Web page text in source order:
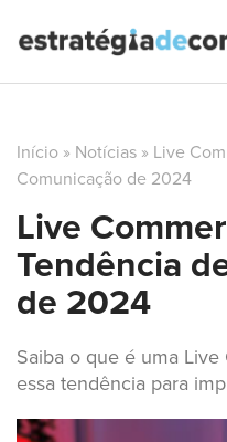
Início » Notícias » Live
Comunicação de 2024
Live
Tendência
de 2024
Saiba o que é uma
essa tendência para